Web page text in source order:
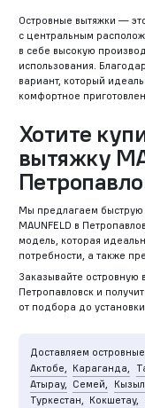
Островные вытяжки —
с центральным
в себе высокую
использования.
вариант, который
комфортное
Хотите
вытяжку
Мы предлагаем быструю
MAUNFELD в
модель, которая
потребности, а также
Заказывайте островную
Петропавловск и
от подбора до
Доставляем
Актобе,
Караганда,
Атырау,
Семей,
Туркестан,
Кокшетау,